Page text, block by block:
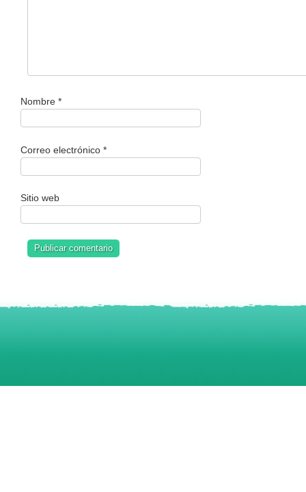
Nombre *
Correo electrónico *
Sitio web